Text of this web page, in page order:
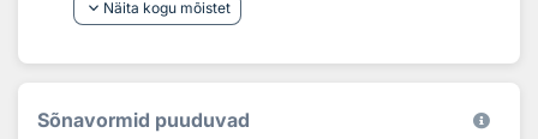
keyboard_arrow_down Näita kogu mõistet
Sõnavormid puuduvad